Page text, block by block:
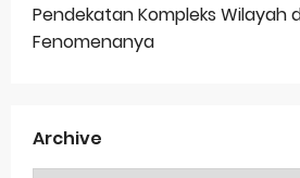
Pendekatan Kompleks Wilayah
Fenomenanya
Archive